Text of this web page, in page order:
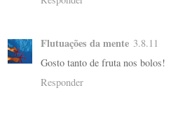
Flutuações da mente 3.8.11
Gosto tanto de fruta nos bolos!
Responder